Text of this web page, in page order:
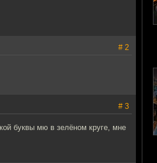
# 2
# 3
буквы мю в зелёном круге, мне